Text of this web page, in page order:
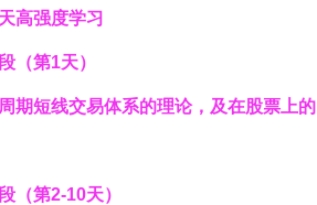
高强度学习
（第1天）
期短线交易体系的理论，及在股票上的
（第2-10天）